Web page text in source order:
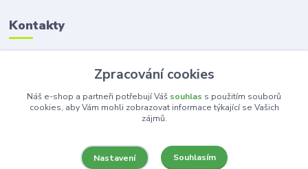
Kontakty
Zákaznická podpora
+420 603 100 966
(Po-Pá, 8-16 hod.)
Zpracování cookies
Náš e-shop a partneři potřebují Váš souhlas s použitím souborů
cookies, aby Vám mohli zobrazovat informace týkající se Vašich
zájmů.
Nastavení Souhlasím